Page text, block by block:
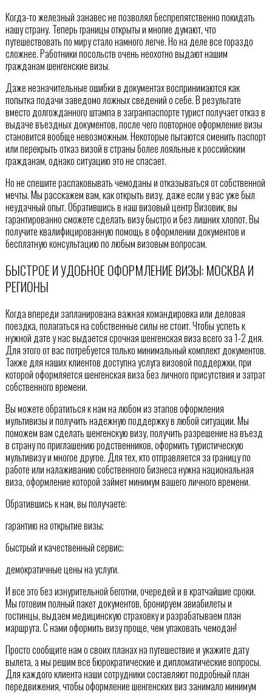
Когда-то железный занавес не позволял беспрепятственно покидать
нашу страну. Теперь границы открыты и многие думают, что
путешествовать по миру стало намного легче. Но на деле все гораздо
сложнее. Работники посольств очень неохотно выдают нашим
гражданам шенгенские визы.
Даже незначительные ошибки в документах воспринимаются как
попытка подачи заведомо ложных сведений о себе. В результате
вместо долгожданного штампа в загранпаспорте турист получает отказ в
выдаче въездных документов, после чего повторное оформление визы
становится вообще невозможным. Некоторые пытаются сменить паспорт
или перекрыть отказ визой в страны более лояльные к российским
гражданам, однако ситуацию это не спасает.
Но не спешите распаковывать чемоданы и отказываться от собственной
мечты. Мы расскажем вам, как открыть визу, даже если у вас уже был
неудачный опыт. Обратившись в наш визовый центр Визовик, вы
гарантированно сможете сделать визу быстро и без лишних хлопот. Вы
получите квалифицированную помощь в оформлении документов и
бесплатную консультацию по любым визовым вопросам.
БЫСТРОЕ И УДОБНОЕ ОФОРМЛЕНИЕ ВИЗЫ: МОСКВА И
РЕГИОНЫ
Когда впереди запланирована важная командировка или деловая
поездка, полагаться на собственные силы не стоит. Чтобы успеть к
нужной дате у нас выдается срочная шенгенская виза всего за 1-2 дня.
Для этого от вас потребуется только минимальный комплект документов.
Также для наших клиентов доступна услуга визовой поддержки, при
которой оформляется шенгенская виза без личного присутствия и затрат
собственного времени.
Вы можете обратиться к нам на любом из этапов оформления
мультивизы и получить надежную поддержку в любой ситуации. Мы
поможем вам сделать шенгенскую визу, получить разрешение на въезд
в страну по приглашению родственников, оформить туристическую
мультивизу и многое другое. Для тех, кто отправляется за границу по
работе или налаживанию собственного бизнеса нужна национальная
виза, оформление которой займет минимум вашего личного времени.
Обратившись к нам, вы получаете:
гарантию на открытие визы;
быстрый и качественный сервис;
демократичные цены на услуги.
И все это без изнурительной беготни, очередей и в кратчайшие сроки.
Мы готовим полный пакет документов, бронируем авиабилеты и
гостинцы, выдаем медицинскую страховку и разрабатываем план
маршрута. С нами оформить визу проще, чем упаковать чемодан!
Просто сообщите нам о своих планах на путешествие и укажите дату
вылета, а мы решим все бюрократические и дипломатические вопросы.
Для каждого клиента наши сотрудники составляют подробный план
передвижения, чтобы оформление шенгенских виз занимало минимум